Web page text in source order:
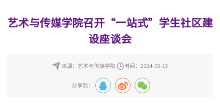
艺术与传媒学院召开“一站式”学生社区建
设座谈会
来源：艺术与传媒学院 时间：2024-06-13
分享到：